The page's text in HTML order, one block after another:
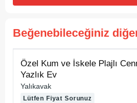
Beğenebileceğiniz
KİRALIK
Özel Kum ve İskele Plajlı
Yazlık Ev
Yalıkavak
Lütfen Fiyat Sorunuz